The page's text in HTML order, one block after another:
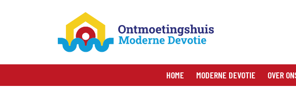
HOME MODERNE DEVOTIE OVER